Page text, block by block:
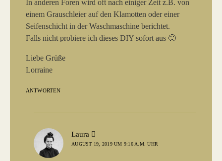
In anderen Foren wird oft nach einiger Zeit z.B. von
einem Grauschleier auf den Klamotten oder einer
Seifenschicht in der Waschmaschine berichtet.
Falls nicht probiere ich dieses DIY sofort aus 🙂
Liebe Grüße
Lorraine
ANTWORTEN
Laura
AUGUST 19, 2019 UM 9:16 A.M. UHR